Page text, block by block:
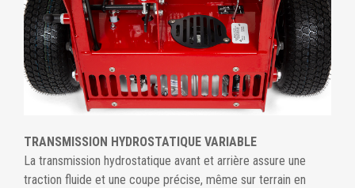
TRANSMISSION HYDROSTATIQUE VARIABLE
La transmission hydrostatique avant et arrière assure une
traction fluide et une coupe précise, même sur terrain en